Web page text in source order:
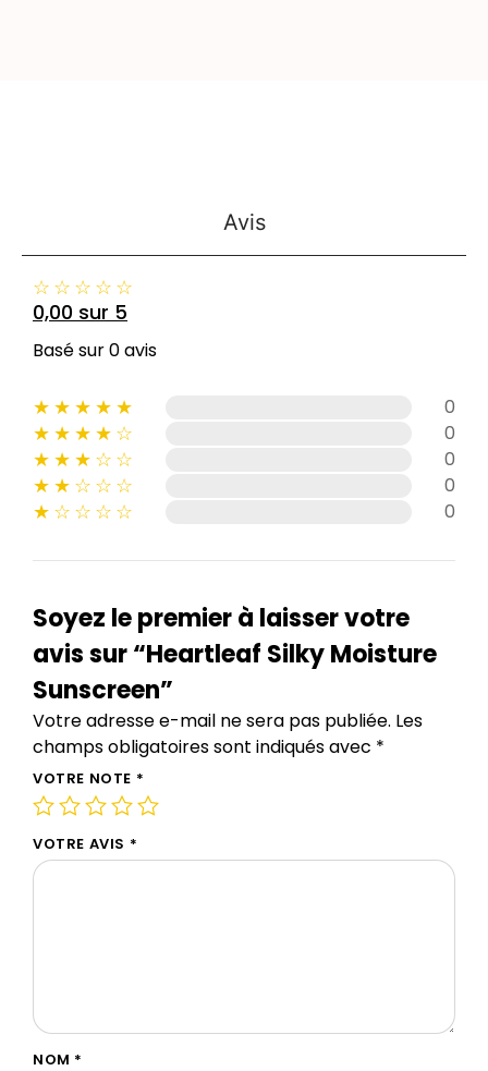
Avis
☆ ☆ ☆ ☆ ☆
0,00 sur 5
Basé sur 0 avis
★ ★ ★ ★ ★ 0
★ ★ ★ ★ ☆ 0
★ ★ ★ ☆ ☆ 0
★ ★ ☆ ☆ ☆ 0
★ ☆ ☆ ☆ ☆ 0
Soyez le premier à laisser votre
avis sur “Heartleaf Silky Moisture
Sunscreen”
Votre adresse e-mail ne sera pas publiée. Les
champs obligatoires sont indiqués avec *
VOTRE NOTE *
VOTRE AVIS *
NOM *